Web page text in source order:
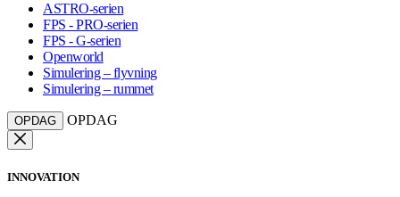
ASTRO-serien
FPS - PRO-serien
FPS - G-serien
Openworld
Simulering – flyvning
Simulering – rummet
OPDAG OPDAG
INNOVATION